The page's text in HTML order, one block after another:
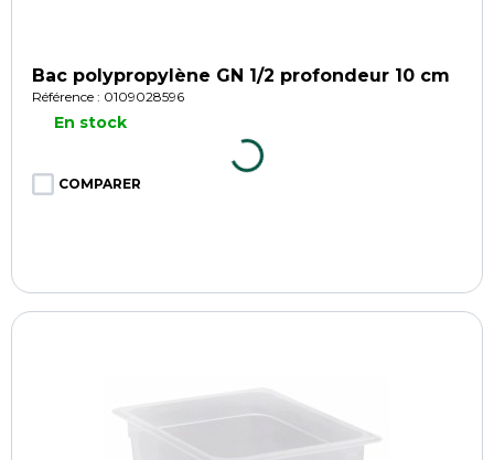
Bac polypropylène GN 1/2 profondeur 10 cm
Référence : 0109028596
En stock
COMPARER